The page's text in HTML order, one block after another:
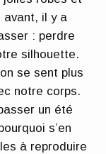
avant, il y a
: perdre
silhouette.
se sent plus
notre corps.
un été
s’en
à reproduire